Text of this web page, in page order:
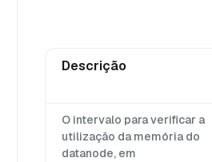
Descrição
O intervalo para verificar a
utilização da memória do
datanode, em